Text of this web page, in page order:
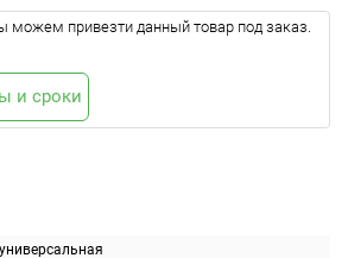
можем привезти данный товар под заказ.
и сроки